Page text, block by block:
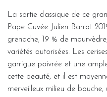
La sortie classique de ce
Pape Cuvée Julien Barrot
grenache, 19 % de
variétés autorisées. Les
garrigue poivrée et une
cette beauté, et il est
merveilleux milieu de